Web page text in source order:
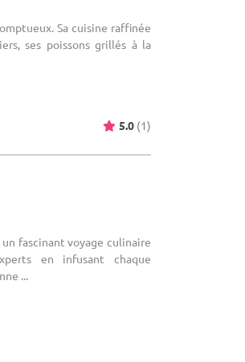
Sa cuisine raffinée
ses poissons grillés à la
5.0 (1)
un fascinant voyage culinaire
en infusant chaque
...